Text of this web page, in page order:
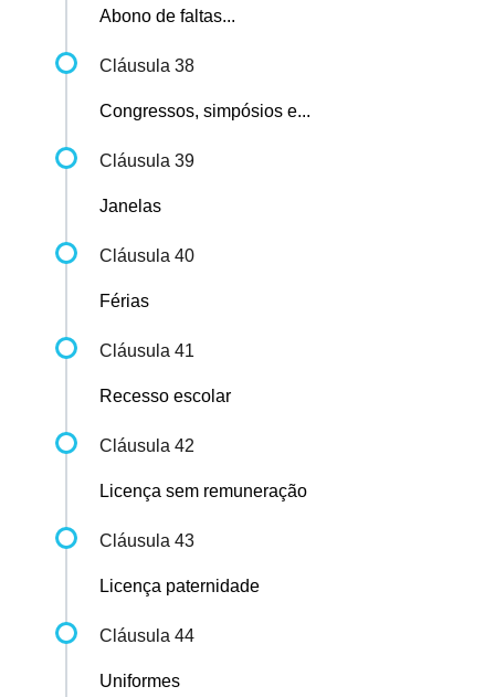
Abono de faltas...
Cláusula 38
Congressos, simpósios e...
Cláusula 39
Janelas
Cláusula 40
Férias
Cláusula 41
Recesso escolar
Cláusula 42
Licença sem remuneração
Cláusula 43
Licença paternidade
Cláusula 44
Uniformes